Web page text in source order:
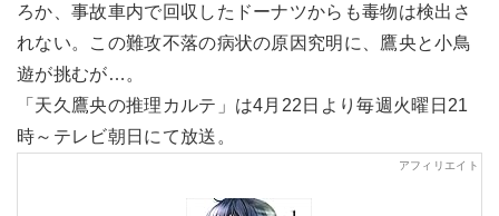
ろか、事故車内で回収したドーナツからも毒物は検出さ
れない。この難攻不落の病状の原因究明に、鷹央と小鳥
遊が挑むが…。
「天久鷹央の推理カルテ」は4月22日より毎週火曜日21
時～テレビ朝日にて放送。